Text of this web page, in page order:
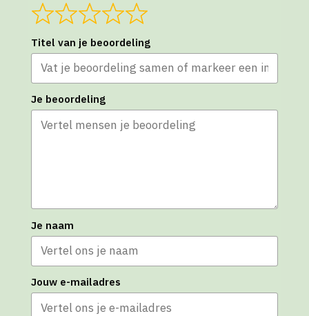
Titel van je beoordeling
Je beoordeling
Je naam
Jouw e-mailadres